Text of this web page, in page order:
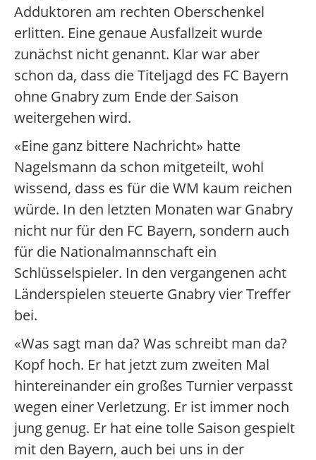
Adduktoren am rechten Oberschenkel
erlitten. Eine genaue Ausfallzeit wurde
zunächst nicht genannt. Klar war aber
schon da, dass die Titeljagd des FC Bayern
ohne Gnabry zum Ende der Saison
weitergehen wird.
«Eine ganz bittere Nachricht» hatte
Nagelsmann da schon mitgeteilt, wohl
wissend, dass es für die WM kaum reichen
würde. In den letzten Monaten war Gnabry
nicht nur für den FC Bayern, sondern auch
für die Nationalmannschaft ein
Schlüsselspieler. In den vergangenen acht
Länderspielen steuerte Gnabry vier Treffer
bei.
«Was sagt man da? Was schreibt man da?
Kopf hoch. Er hat jetzt zum zweiten Mal
hintereinander ein großes Turnier verpasst
wegen einer Verletzung. Er ist immer noch
jung genug. Er hat eine tolle Saison gespielt
mit den Bayern, auch bei uns in der